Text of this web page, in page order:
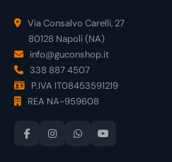
Via Consalvo Carelli, 27
80128 Napoli (NA)
info@guconshop.it
338 887 4507
P.IVA IT08453591219
REA NA-959608